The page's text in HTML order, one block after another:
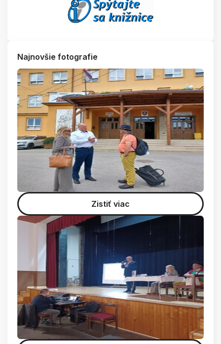
Najnovšie fotografie
Zistiť viac